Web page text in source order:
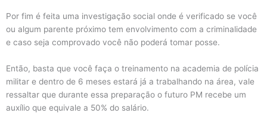
Por fim é feita uma investigação social onde é verificado se você
ou algum parente próximo tem envolvimento com a criminalidade
e caso seja comprovado você não poderá tomar posse.
Então, basta que você faça o treinamento na academia de polícia
militar e dentro de 6 meses estará já a trabalhando na área, vale
ressaltar que durante essa preparação o futuro PM recebe um
auxílio que equivale a 50% do salário.